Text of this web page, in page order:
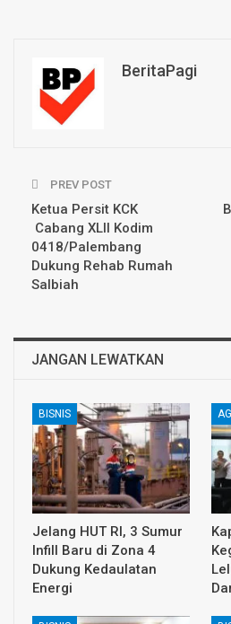
BeritaPagi
PREV POST
Ketua Persit KCK
Cabang XLII Kodim
0418/Palembang
Dukung Rehab Rumah
Salbiah
JANGAN LEWATKAN
BISNIS
Jelang HUT RI, 3 Sumur
Infill Baru di Zona 4
Dukung Kedaulatan
Energi